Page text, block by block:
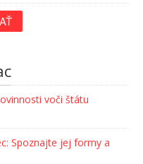
voči štátu
Spoznajte jej formy a